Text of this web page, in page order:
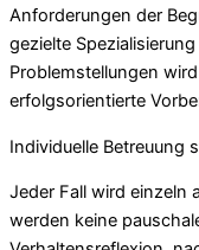
Anforderungen der
gezielte
Problemstellungen
erfolgsorientierte
Individuelle Betreuung
Jeder Fall wird einzeln
werden keine